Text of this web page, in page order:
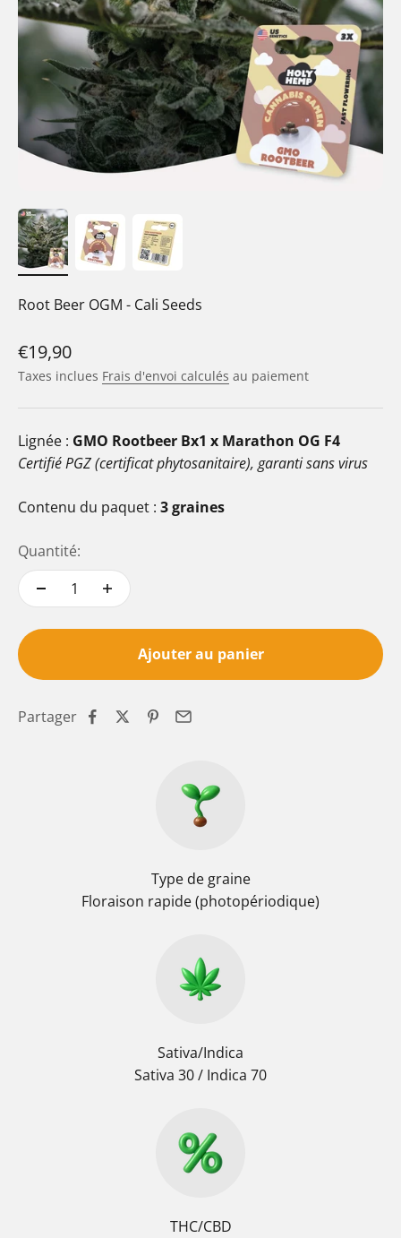
Root Beer OGM - Cali Seeds
Prix de vente
€19,90
Taxes inclues Frais d'envoi calculés au paiement
Lignée : GMO Rootbeer Bx1 x Marathon OG F4
Certifié PGZ (certificat phytosanitaire), garanti sans virus
Contenu du paquet : 3 graines
Quantité:
Ajouter au panier
Partager
Type de graine
Floraison rapide (photopériodique)
Sativa/Indica
Sativa 30 / Indica 70
THC/CBD